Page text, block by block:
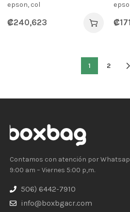
epson, col
₡240,623 ₡
1 2
Contamos con atención por
9:00 am – Viernes 5:00 p,m.
506) 6442-7910
info@boxbgacr.com